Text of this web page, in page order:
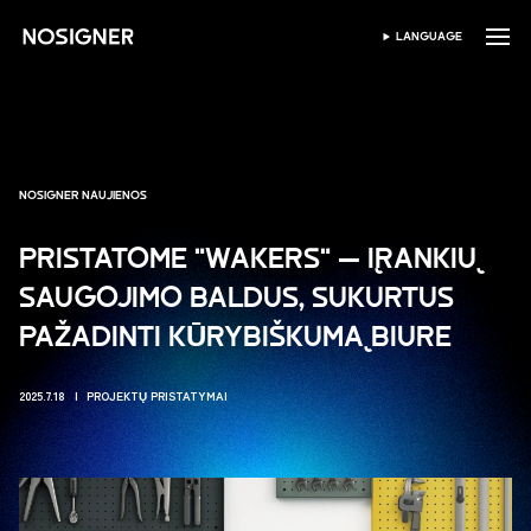
PRADŽIA PASIRINKTI KALBĄ
LANGUAGE
NOSIGNER NAUJIENOS
PRISTATOME "WAKERS" — ĮRANKIŲ
SAUGOJIMO BALDUS, SUKURTUS
PAŽADINTI KŪRYBIŠKUMĄ BIURE
2025.7.18 PROJEKTŲ PRISTATYMAI